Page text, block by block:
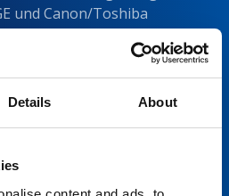
Details About
und Canon/Toshiba